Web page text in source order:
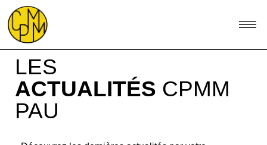
LES
ACTUALITÉS CPMM
PAU